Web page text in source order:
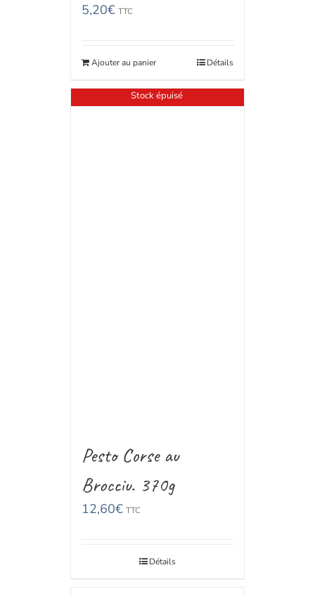
5,20€ TTC
Ajouter au panier Détails
Stock épuisé
Pesto Corse au
Brocciu. 370g
12,60€ TTC
Détails